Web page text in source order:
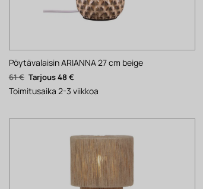
Pöytävalaisin ARIANNA 27 cm beige
61€ Alkuperäinen
hinta
oli:
61 €.
48 €Nykyinen
hinta
on:
48 €.
Toimitusaika 2-3 viikkoa